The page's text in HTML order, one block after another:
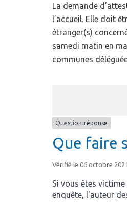
La demande
l’accueil. Elle doit
étranger(s)
samedi matin en
communes
Question-réponse
Que faire
Vérifié le 06 octobre
Si vous êtes
enquête, l'auteur